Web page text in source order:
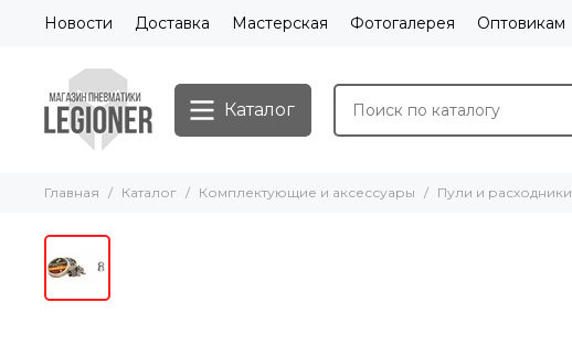
Новости Доставка Мастерская Фотогалерея Оптовикам
Каталог
Главная Каталог Комплектующие и аксессуары Пули и расходники